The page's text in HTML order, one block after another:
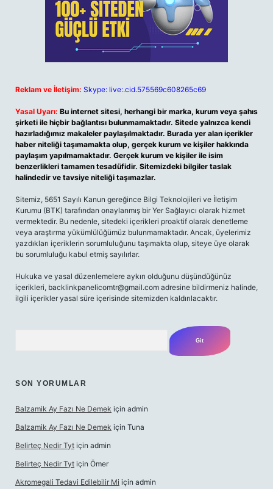
Reklam ve İletişim: Skype: live:.cid.575569c608265c69
Yasal Uyarı: Bu internet sitesi, herhangi bir marka, kurum veya şahıs
şirketi ile hiçbir bağlantısı bulunmamaktadır. Sitede yalnızca kendi
hazırladığımız makaleler paylaşılmaktadır. Burada yer alan içerikler
haber niteliği taşımamakta olup, gerçek kurum ve kişiler hakkında
paylaşım yapılmamaktadır. Gerçek kurum ve kişiler ile isim
benzerlikleri tamamen tesadüfidir. Sitemizdeki bilgiler taslak
halindedir ve tavsiye niteliği taşımazlar.
Sitemiz, 5651 Sayılı Kanun gereğince Bilgi Teknolojileri ve İletişim
Kurumu (BTK) tarafından onaylanmış bir Yer Sağlayıcı olarak hizmet
vermektedir. Bu nedenle, sitedeki içerikleri proaktif olarak denetleme
veya araştırma yükümlülüğümüz bulunmamaktadır. Ancak, üyelerimiz
yazdıkları içeriklerin sorumluluğunu taşımakta olup, siteye üye olarak
bu sorumluluğu kabul etmiş sayılırlar.
Hukuka ve yasal düzenlemelere aykırı olduğunu düşündüğünüz
içerikleri, backlinkpanelicomtr@gmail.com adresine bildirmeniz halinde,
ilgili içerikler yasal süre içerisinde sitemizden kaldırılacaktır.
SON YORUMLAR
Balzamik Ay Fazı Ne Demek için admin
Balzamik Ay Fazı Ne Demek için Tuna
Belirteç Nedir Tyt için admin
Belirteç Nedir Tyt için Ömer
Akromegali Tedavi Edilebilir Mi için admin